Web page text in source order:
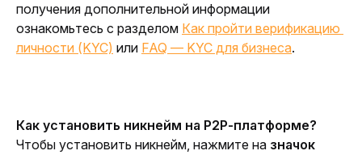
получения дополнительной информации
ознакомьтесь с разделом Как пройти верификацию
личности (KYC) или FAQ — KYC для бизнеса.
Как установить никнейм на P2P-платформе?
Чтобы установить никнейм, нажмите на значок